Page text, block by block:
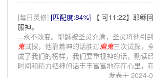
[每日灵修] [匹配度:84%]
【 可11:22】耶稣
服神。
...永不改变。耶稣被圣灵充满，圣灵将他引
鬼试探，他靠着神的话胜过魔鬼三次试探，
成了我们的榜样，我们要重视神的话，勤读
时间和精力把神的话丰丰富富地存在心里，
发表于 2024-